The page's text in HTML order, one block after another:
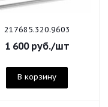
217685.320.9603
1 600руб./шт
В корзину